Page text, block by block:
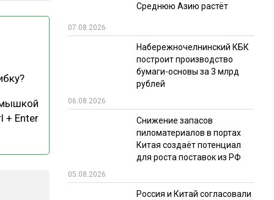
СУШКА ДРЕВЕСИНЫ
ИТОГИ МЕРОПРИЯТИЙ
+ Enter
Среднюю Азию растёт
07.08.2026
Набережночелнинский КБК
построит производство
бумаги-основы за 3 млрд
рублей
06.08.2026
Снижение запасов
пиломатериалов в портах
Китая создаёт потенциал
для роста поставок из РФ
05.08.2026
Россия и Китай согласовали